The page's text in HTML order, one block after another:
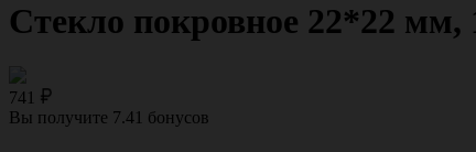
Стекло покровное 22*22
741
Вы получите 7.41 бонусов